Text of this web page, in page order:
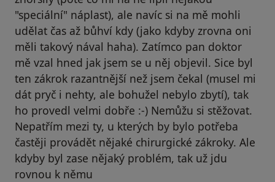
"speciální" náplast), ale navíc si na mě mohli
udělat čas až bůhví kdy (jako kdyby zrovna oni
měli takový nával haha). Zatímco pan doktor
mě vzal hned jak jsem se u něj objevil. Sice byl
ten zákrok razantnější než jsem čekal (musel mi
dát pryč i nehty, ale bohužel nebylo zbytí), tak
ho provedl velmi dobře :-) Nemůžu si stěžovat.
Nepatřím mezi ty, u kterých by bylo potřeba
častěji provádět nějaké chirurgické zákroky. Ale
kdyby byl zase nějaký problém, tak už jdu
rovnou k němu